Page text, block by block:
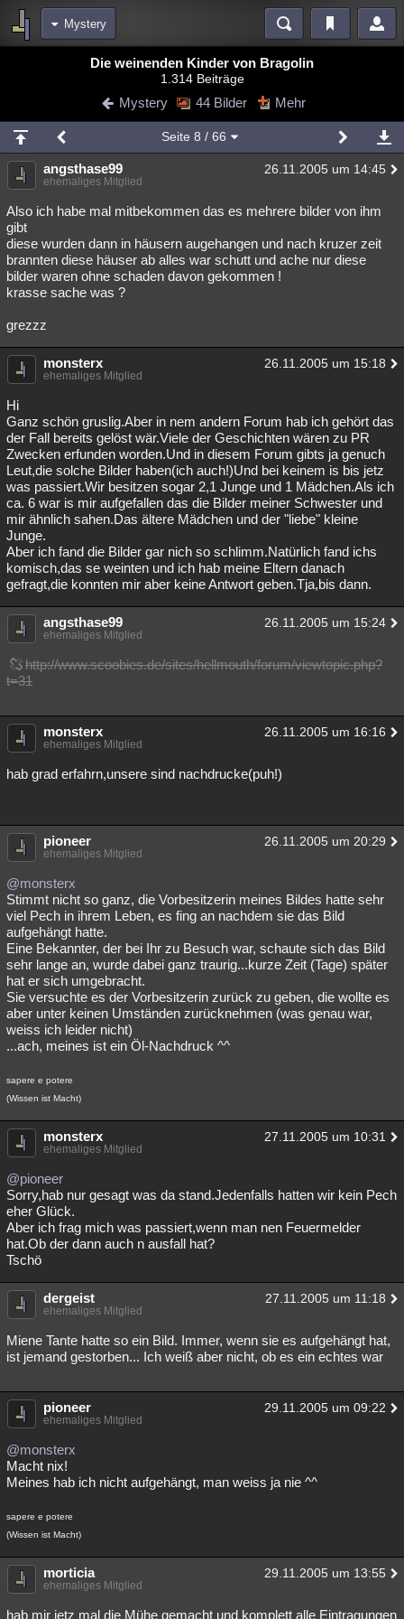
Mystery
Blogs Videos
Chat Wiki Neuigkeiten
meine Rubriken
Menschen Wissenschaft Mystery Kriminalfälle
Spiritualität Verschwörungen Technologie Ufologie
Natur Umfragen Unterhaltung
weitere Rubriken
Philosophie Träume
Astronomie
Musik Clash Verbesserungen Allmystery English
Besucht Teilgenommen Alle Neue Geschlossen
Lesenswert Schlüsselwörter
Die weinenden Kinder von Bragolin
1.314 Beiträge
Mystery 44 Bilder Mehr
Seite 8 / 66
angsthase99 26.11.2005 um 14:45
ehemaliges Mitglied
Also ich habe mal mitbekommen das es mehrere bilder von ihm
gibt
diese wurden dann in häusern augehangen und nach kruzer zeit
brannten diese häuser ab alles war schutt und ache nur diese
bilder waren ohne schaden davon gekommen !
krasse sache was ?
grezzz
monsterx 26.11.2005 um 15:18
ehemaliges Mitglied
Hi
Ganz schön gruslig.Aber in nem andern Forum hab ich gehört das
der Fall bereits gelöst wär.Viele der Geschichten wären zu PR
Zwecken erfunden worden.Und in diesem Forum gibts ja genuch
Leut,die solche Bilder haben(ich auch!)Und bei keinem is bis jetz
was passiert.Wir besitzen sogar 2,1 Junge und 1 Mädchen.Als ich
ca. 6 war is mir aufgefallen das die Bilder meiner Schwester und
mir ähnlich sahen.Das ältere Mädchen und der "liebe" kleine
Junge.
Aber ich fand die Bilder gar nich so schlimm.Natürlich fand ichs
komisch,das se weinten und ich hab meine Eltern danach
gefragt,die konnten mir aber keine Antwort geben.Tja,bis dann.
angsthase99 26.11.2005 um 15:24
ehemaliges Mitglied
http://www.scoobies.de/sites/hellmouth/forum/viewtopic.php?
t=31
monsterx 26.11.2005 um 16:16
ehemaliges Mitglied
hab grad erfahrn,unsere sind nachdrucke(puh!)
pioneer 26.11.2005 um 20:29
ehemaliges Mitglied
@monsterx
Stimmt nicht so ganz, die Vorbesitzerin meines Bildes hatte sehr
viel Pech in ihrem Leben, es fing an nachdem sie das Bild
aufgehängt hatte.
Eine Bekannter, der bei Ihr zu Besuch war, schaute sich das Bild
sehr lange an, wurde dabei ganz traurig...kurze Zeit (Tage) später
hat er sich umgebracht.
Sie versuchte es der Vorbesitzerin zurück zu geben, die wollte es
aber unter keinen Umständen zurücknehmen (was genau war,
weiss ich leider nicht)
...ach, meines ist ein Öl-Nachdruck ^^
sapere e potere
(Wissen ist Macht)
monsterx 27.11.2005 um 10:31
ehemaliges Mitglied
@pioneer
Sorry,hab nur gesagt was da stand.Jedenfalls hatten wir kein Pech
eher Glück.
Aber ich frag mich was passiert,wenn man nen Feuermelder
hat.Ob der dann auch n ausfall hat?
Tschö
dergeist 27.11.2005 um 11:18
ehemaliges Mitglied
Miene Tante hatte so ein Bild. Immer, wenn sie es aufgehängt hat,
ist jemand gestorben... Ich weiß aber nicht, ob es ein echtes war
pioneer 29.11.2005 um 09:22
ehemaliges Mitglied
@monsterx
Macht nix!
Meines hab ich nicht aufgehängt, man weiss ja nie ^^
sapere e potere
(Wissen ist Macht)
morticia 29.11.2005 um 13:55
ehemaliges Mitglied
hab mir jetz mal die Mühe gemacht und komplett alle Eintragungen